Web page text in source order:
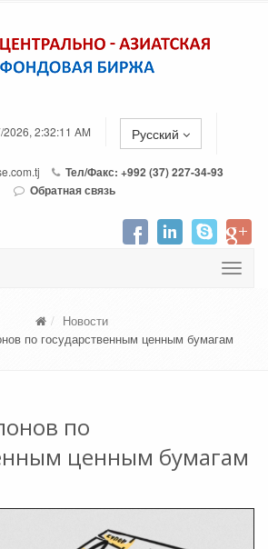
2:32:11 AM Русский
Тел/Факс: +992 (37) 227-34-93
Обратная связь
Новости
по государственным ценным бумагам
по
ценным бумагам